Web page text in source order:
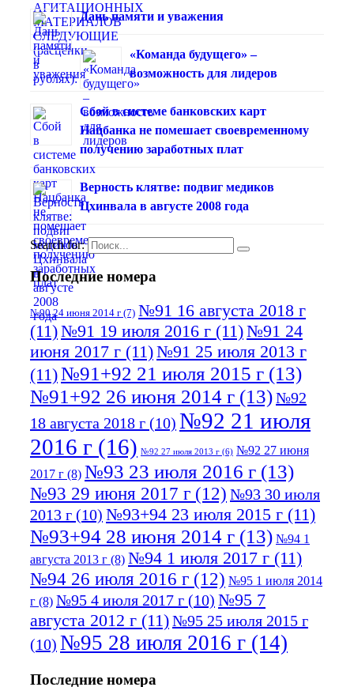
Дань памяти и уважения
«Команда будущего» –
возможность для лидеров
Сбой в системе банковских карт
Нацбанка не помешает своевременному
получению заработных плат
Верность клятве: подвиг медиков
Цхинвала в августе 2008 года
Search for:
Последние номера
№90 24 июня 2014 г (7) №91 16 августа 2018 г
(11)№91 19 июля 2016 г (11)№91 24
июня 2017 г (11)№91 25 июля 2013 г
(11)№91+92 21 июля 2015 г (13)
№91+92 26 июня 2014 г (13)№92
18 августа 2018 г (10) №92 21 июля
2016 г (16) №92 27 июля 2013 г (6) №92 27 июня
2017 г (8) №93 23 июля 2016 г (13)
№93 29 июня 2017 г (12) №93 30 июля
2013 г (10) №93+94 23 июля 2015 г (11)
№93+94 28 июня 2014 г (13) №94 1
августа 2013 г (8) №94 1 июля 2017 г (11)
№94 26 июля 2016 г (12) №95 1 июля 2014
г (8) №95 4 июля 2017 г (10) №95 7
августа 2012 г (11)№95 25 июля 2015 г
(10) №95 28 июля 2016 г (14)
Последние номера